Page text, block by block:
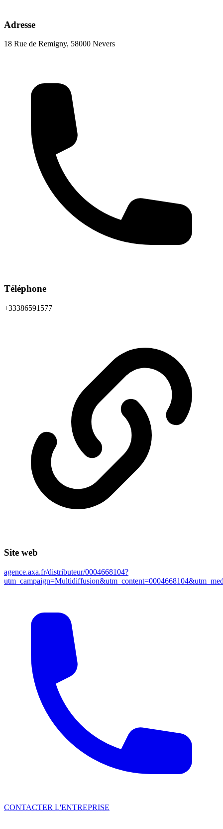
Adresse
18 Rue de Remigny, 58000 Nevers
Téléphone
+33386591577
Site web
agence.axa.fr/distributeur/0004668104?
CONTACTER L'ENTREPRISE